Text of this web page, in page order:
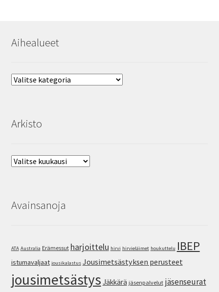
Aihealueet
Aihealueet
Arkisto
Arkisto
Avainsanoja
ATA Australia Erämessut harjoittelu hirvi hirvieläimet houkuttelu IBEP
istumavaljaat jousikalastus Jousimetsästyksen perusteet
jousimetsästys Jäkkärä jäsenpalvelut jäsenseurat